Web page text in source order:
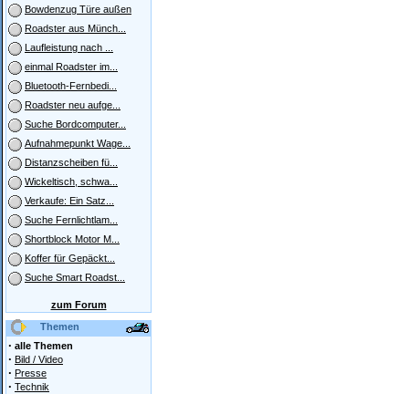
Bowdenzug Türe außen
Roadster aus Münch...
Laufleistung nach ...
einmal Roadster im...
Bluetooth-Fernbedi...
Roadster neu aufge...
Suche Bordcomputer...
Aufnahmepunkt Wage...
Distanzscheiben fü...
Wickeltisch, schwa...
Verkaufe: Ein Satz...
Suche Fernlichtlam...
Shortblock Motor M...
Koffer für Gepäckt...
Suche Smart Roadst...
zum Forum
Themen
· alle Themen
· Bild / Video
· Presse
· Technik